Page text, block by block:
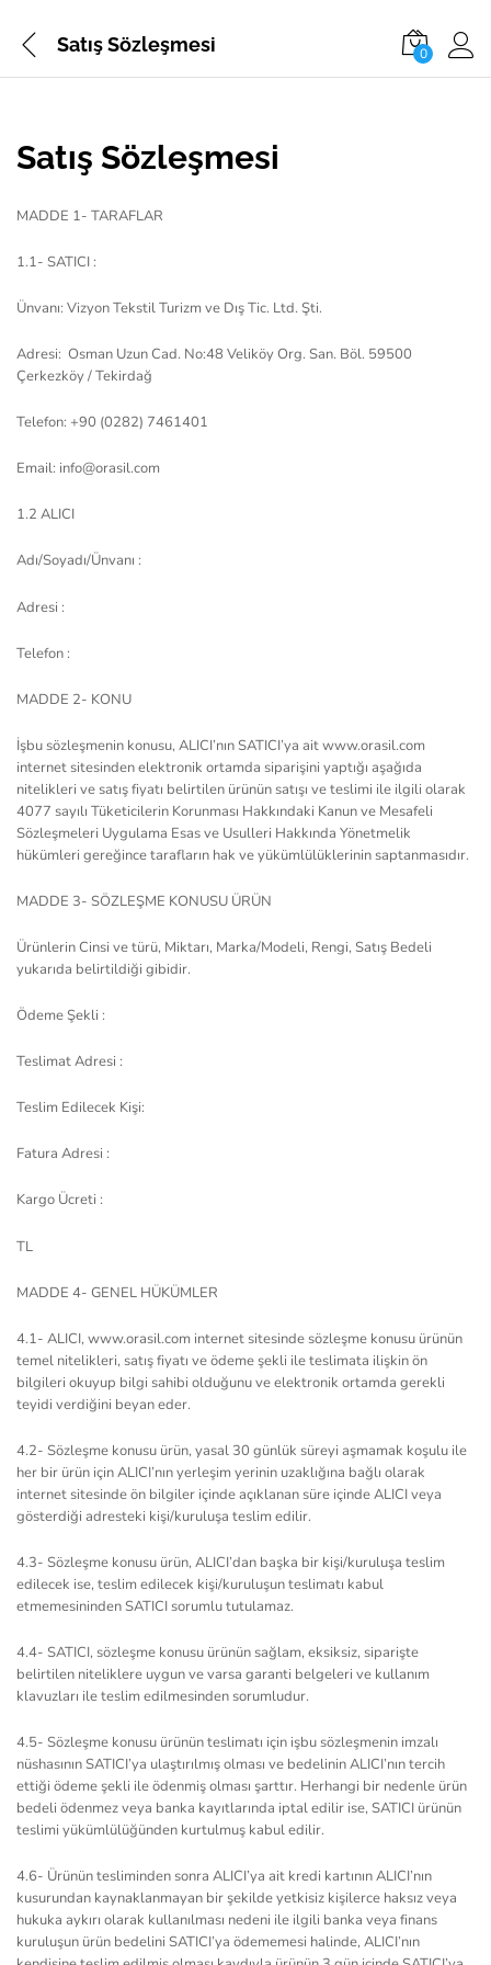
Satış Sözleşmesi 0
Satış Sözleşmesi
MADDE 1- TARAFLAR
1.1- SATICI :
Ünvanı: Vizyon Tekstil Turizm ve Dış Tic. Ltd. Şti.
Adresi: Osman Uzun Cad. No:48 Veliköy Org. San. Böl. 59500
Çerkezköy / Tekirdağ
Telefon: +90 (0282) 7461401
Email: info@orasil.com
1.2 ALICI
Adı/Soyadı/Ünvanı :
Adresi :
Telefon :
MADDE 2- KONU
İşbu sözleşmenin konusu, ALICI’nın SATICI’ya ait www.orasil.com
internet sitesinden elektronik ortamda siparişini yaptığı aşağıda
nitelikleri ve satış fiyatı belirtilen ürünün satışı ve teslimi ile ilgili olarak
4077 sayılı Tüketicilerin Korunması Hakkındaki Kanun ve Mesafeli
Sözleşmeleri Uygulama Esas ve Usulleri Hakkında Yönetmelik
hükümleri gereğince tarafların hak ve yükümlülüklerinin saptanmasıdır.
MADDE 3- SÖZLEŞME KONUSU ÜRÜN
Ürünlerin Cinsi ve türü, Miktarı, Marka/Modeli, Rengi, Satış Bedeli
yukarıda belirtildiği gibidir.
Ödeme Şekli :
Teslimat Adresi :
Teslim Edilecek Kişi:
Fatura Adresi :
Kargo Ücreti :
TL
MADDE 4- GENEL HÜKÜMLER
4.1- ALICI, www.orasil.com internet sitesinde sözleşme konusu ürünün
temel nitelikleri, satış fiyatı ve ödeme şekli ile teslimata ilişkin ön
bilgileri okuyup bilgi sahibi olduğunu ve elektronik ortamda gerekli
teyidi verdiğini beyan eder.
4.2- Sözleşme konusu ürün, yasal 30 günlük süreyi aşmamak koşulu ile
her bir ürün için ALICI’nın yerleşim yerinin uzaklığına bağlı olarak
internet sitesinde ön bilgiler içinde açıklanan süre içinde ALICI veya
gösterdiği adresteki kişi/kuruluşa teslim edilir.
4.3- Sözleşme konusu ürün, ALICI’dan başka bir kişi/kuruluşa teslim
edilecek ise, teslim edilecek kişi/kuruluşun teslimatı kabul
etmemesininden SATICI sorumlu tutulamaz.
4.4- SATICI, sözleşme konusu ürünün sağlam, eksiksiz, siparişte
belirtilen niteliklere uygun ve varsa garanti belgeleri ve kullanım
klavuzları ile teslim edilmesinden sorumludur.
4.5- Sözleşme konusu ürünün teslimatı için işbu sözleşmenin imzalı
nüshasının SATICI’ya ulaştırılmış olması ve bedelinin ALICI’nın tercih
ettiği ödeme şekli ile ödenmiş olması şarttır. Herhangi bir nedenle ürün
bedeli ödenmez veya banka kayıtlarında iptal edilir ise, SATICI ürünün
teslimi yükümlülüğünden kurtulmuş kabul edilir.
4.6- Ürünün tesliminden sonra ALICI’ya ait kredi kartının ALICI’nın
kusurundan kaynaklanmayan bir şekilde yetkisiz kişilerce haksız veya
hukuka aykırı olarak kullanılması nedeni ile ilgili banka veya finans
kuruluşun ürün bedelini SATICI’ya ödememesi halinde, ALICI’nın